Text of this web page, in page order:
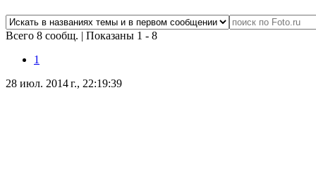
Всего 8 сообщ. | Показаны 1 - 8
1
28 июл. 2014 г., 22:19:39